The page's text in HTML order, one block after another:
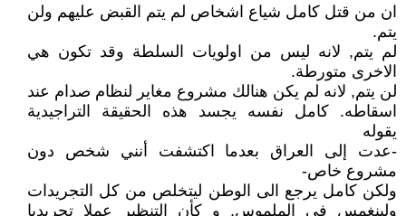
ان من قتل كامل شياع اشخاص لم يتم القبض عليهم ولن
يتم.
لم يتم, لانه ليس من اولويات السلطة وقد تكون هي
الاخرى متورطة.
لن يتم, لانه لم يكن هنالك مشروع مغاير لنظام صدام عند
اسقاطه. كامل نفسه يجسد هذه الحقيقة التراجيدية
يقوله
-عدت إلى العراق بعدما اكتشفت أنني شخص دون
مشروع خاص-
ولكن كامل يرجع الى الوطن ليتخلص من كل التجريدات
ولينغمس في الملموس, و كأن التنظير عملا تجريديا